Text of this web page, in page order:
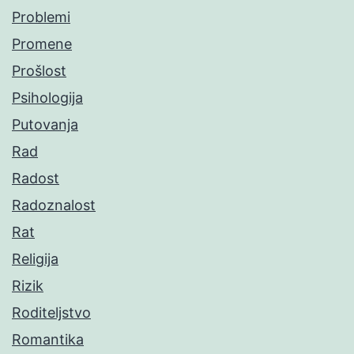
Problemi
Promene
Prošlost
Psihologija
Putovanja
Rad
Radost
Radoznalost
Rat
Religija
Rizik
Roditeljstvo
Romantika